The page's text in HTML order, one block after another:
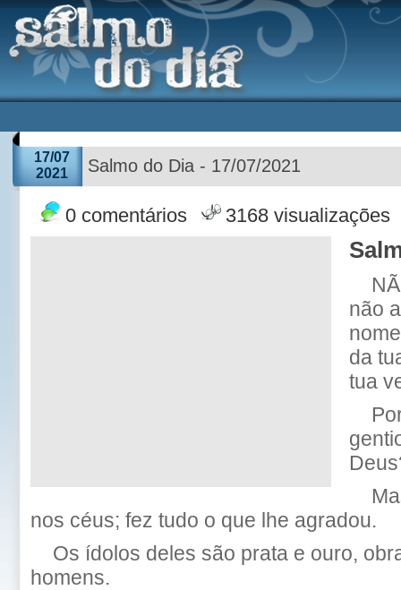
17/07
2021
Salmo do Dia - 17/07/2021
0 comentários 3168 visualizações
não
da
tua
nos céus; fez tudo o que lhe agradou.
Os ídolos deles são prata e ouro,
homens.